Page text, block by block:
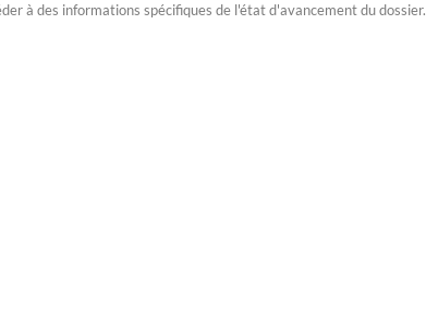
à des informations spécifiques de l'état d'avancement du dossier.